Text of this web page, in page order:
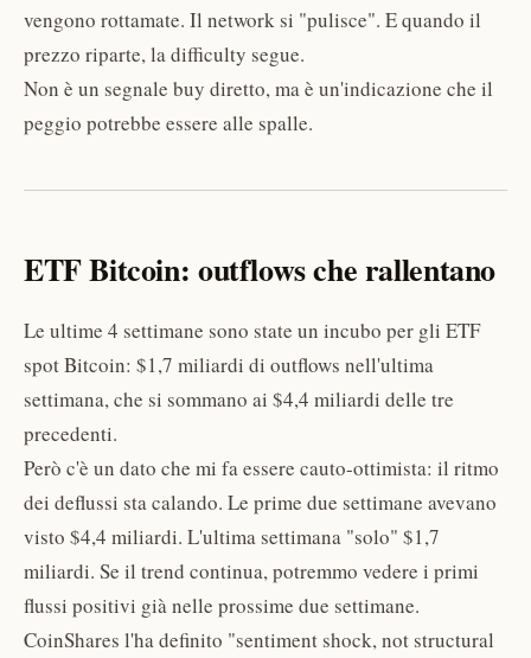
vengono rottamate. Il network si "pulisce". E quando il
prezzo riparte, la difficulty segue.
Non è un segnale buy diretto, ma è un'indicazione che il
peggio potrebbe essere alle spalle.
ETF Bitcoin: outflows che rallentano
Le ultime 4 settimane sono state un incubo per gli ETF
spot Bitcoin: $1,7 miliardi di outflows nell'ultima
settimana, che si sommano ai $4,4 miliardi delle tre
precedenti.
Però c'è un dato che mi fa essere cauto-ottimista: il ritmo
dei deflussi sta calando. Le prime due settimane avevano
visto $4,4 miliardi. L'ultima settimana "solo" $1,7
miliardi. Se il trend continua, potremmo vedere i primi
flussi positivi già nelle prossime due settimane.
CoinShares l'ha definito "sentiment shock, not structural